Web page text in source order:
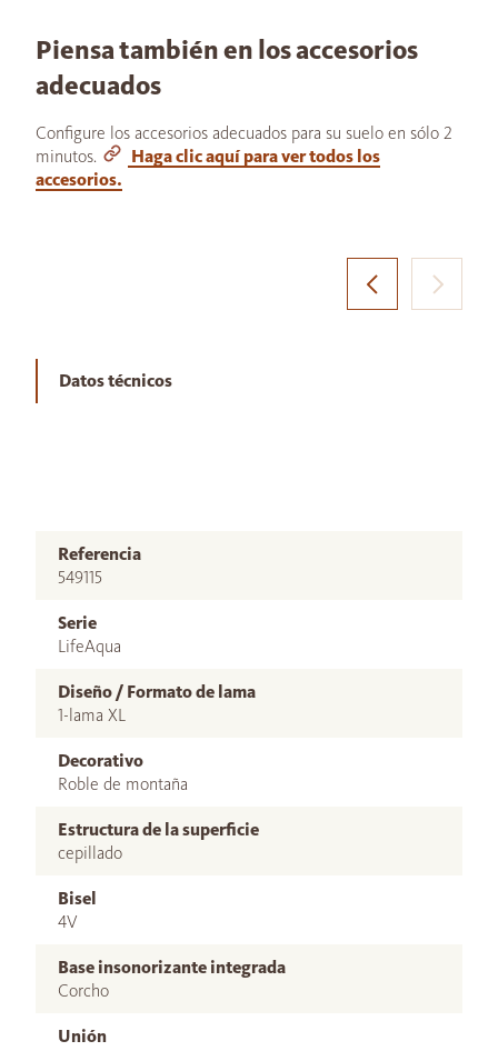
Piensa también en los accesorios
adecuados
Configure los accesorios adecuados para su suelo en sólo 2
minutos.
Haga clic aquí para ver todos los
accesorios.
Datos técnicos
Referencia
549115
Serie
LifeAqua
Diseño / Formato de lama
1-lama XL
Decorativo
Roble de montaña
Estructura de la superficie
cepillado
Bisel
4V
Base insonorizante integrada
Corcho
Unión